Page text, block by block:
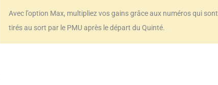
Avec l’option Max, multipliez vos gains grâce aux numéros qui sont
tirés au sort par le PMU après le départ du Quinté.